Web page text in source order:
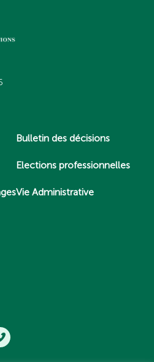
Bulletin des décisions
Elections professionnelles
Vie Administrative